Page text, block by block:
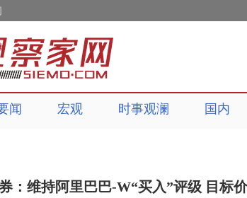
闻 宏观 时事观澜 国内
：维持阿里巴巴-W“买入”评级 目标